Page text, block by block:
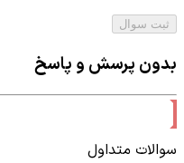
ثبت سوال
بدون پرسش و پاسخ
سوالات متداول